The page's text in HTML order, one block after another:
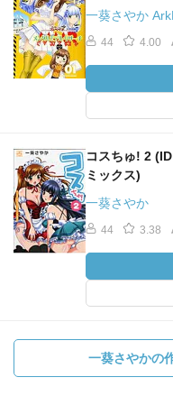
一葵さやか
44 4.00
コスちゅ! 2
ミックス)
一葵さやか
44 3.38
一葵さやかの